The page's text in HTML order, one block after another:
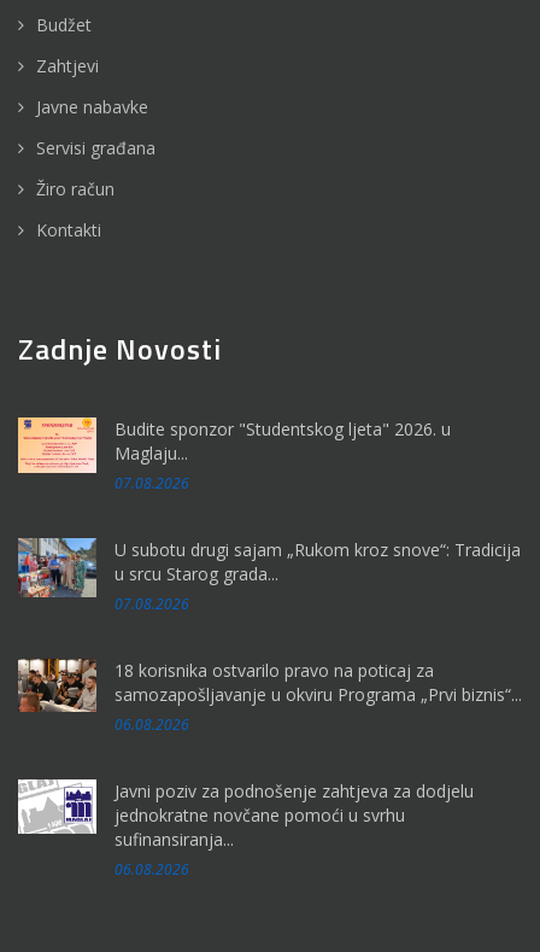
Budžet
Zahtjevi
Javne nabavke
Servisi građana
Žiro račun
Kontakti
Zadnje Novosti
Budite sponzor "Studentskog ljeta" 2026. u
Maglaju...
07.08.2026
U subotu drugi sajam „Rukom kroz snove“: Tradicija
u srcu Starog grada...
07.08.2026
18 korisnika ostvarilo pravo na poticaj za
samozapošljavanje u okviru Programa „Prvi biznis“...
06.08.2026
Javni poziv za podnošenje zahtjeva za dodjelu
jednokratne novčane pomoći u svrhu
sufinansiranja...
06.08.2026